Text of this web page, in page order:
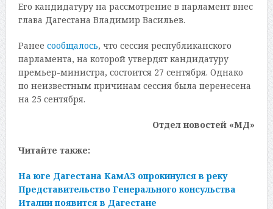
Его кандидатуру на рассмотрение в парламент внес
глава Дагестана Владимир Васильев.
Ранее сообщалось, что сессия республиканского
парламента, на которой утвердят кандидатуру
премьер-министра, состоится 27 сентября. Однако
по неизвестным причинам сессия была перенесена
на 25 сентября.
Отдел новостей «МД»
Читайте также:
На юге Дагестана КамАЗ опрокинулся в реку
Представительство Генерального консульства
Италии появится в Дагестане